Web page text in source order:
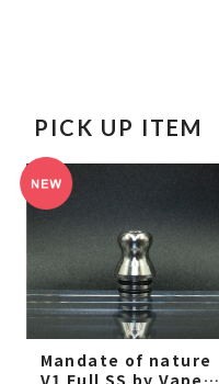
PICK UP ITEM
Mandate of nature